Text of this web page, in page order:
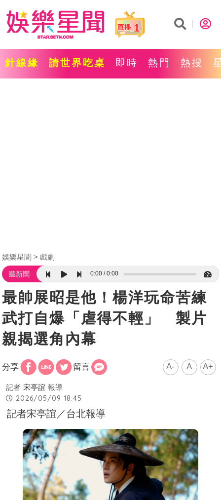
1
針線緣 請世界吃桌 即時 熱門 熱搜
娛樂星聞 戲劇
聽新聞 0:00 0:00
最帥展昭是他！楊洋玩命苦練
武打自爆「虐得不輕」 製片
親揭選角內幕
分享 留言 A- A A+
記者 宋亭誼 報導
2026/05/09 18:45
記者宋亭誼／台北報導